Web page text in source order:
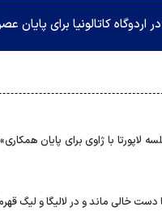
کاتالونیا برای پایان
لاپورتا با ژاوی برای پایان
دست خالی ماند و در لالیگا و لیگ